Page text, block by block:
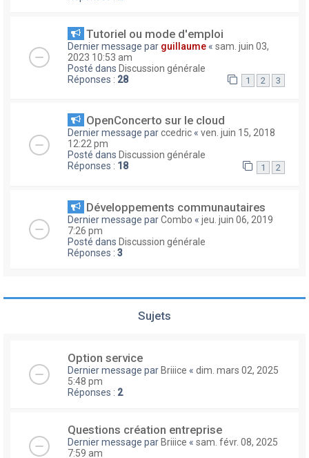
Tutoriel ou mode d'emploi
Dernier message par guillaume « sam. juin 03,
2023 10:53 am
Posté dans Discussion générale
Réponses : 28 1 2 3
OpenConcerto sur le cloud
Dernier message parccedric « ven. juin 15, 2018
12:22 pm
Posté dans Discussion générale
Réponses : 18 1 2
Développements communautaires
Dernier message parCombo « jeu. juin 06, 2019
7:26 pm
Posté dans Discussion générale
Réponses : 3
Sujets
Option service
Dernier message parBriiice « dim. mars 02, 2025
5:48 pm
Réponses : 2
Questions création entreprise
Dernier message parBriiice « sam. févr. 08, 2025
7:59 am